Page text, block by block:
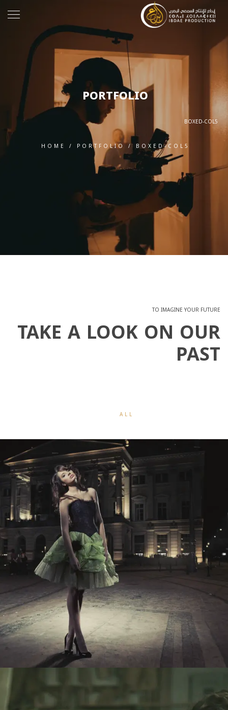
PORTFOLIO
BOXED-COL5
HOME / PORTFOLIO/ BOXED-COL5
TO IMAGINE YOUR FUTURE
TAKE A LOOK ON OUR
PAST
ALL